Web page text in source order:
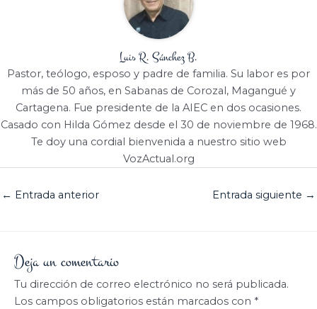
Luis R. Sánchez B.
Pastor, teólogo, esposo y padre de familia. Su labor es por
más de 50 años, en Sabanas de Corozal, Magangué y
Cartagena. Fue presidente de la AIEC en dos ocasiones.
Casado con Hilda Gómez desde el 30 de noviembre de 1968.
Te doy una cordial bienvenida a nuestro sitio web
VozActual.org
← Entrada anterior Entrada siguiente →
Deja un comentario
Tu dirección de correo electrónico no será publicada.
Los campos obligatorios están marcados con *